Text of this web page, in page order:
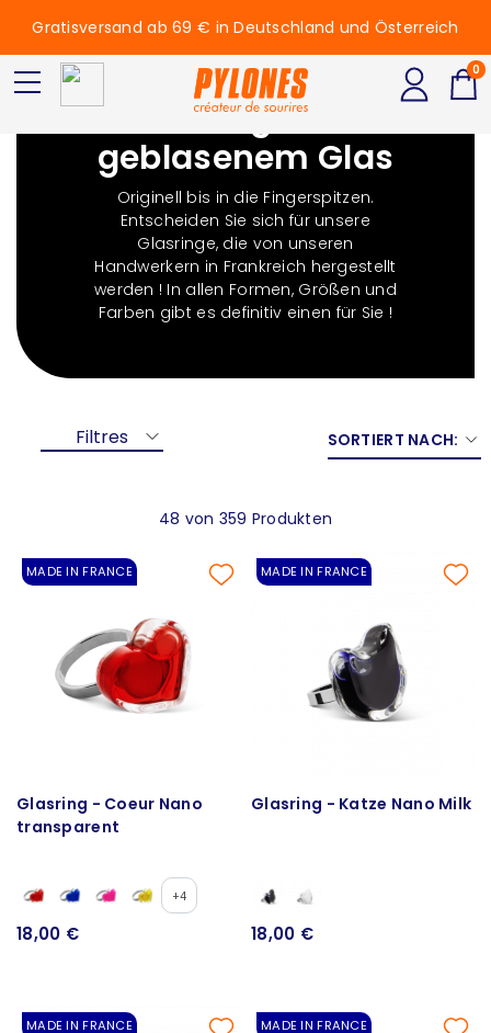
Glasringe aus
geblasenem Glas
Originell bis in die Fingerspitzen.
Entscheiden Sie sich für unsere
Glasringe, die von unseren
Handwerkern in Frankreich hergestellt
werden ! In allen Formen, Größen und
Farben gibt es definitiv einen für Sie !
Filtres SORTIERT NACH:
48 von 359 Produkten
MADE IN FRANCE
Glasring - Coeur Nano
transparent
+4
18,00 €
MADE IN FRANCE
Glasring - Katze Nano Milk
18,00 €
MADE IN FRANCE MADE IN FRANCE
Gratisversand ab 69 € in Deutschland und Österreich
0